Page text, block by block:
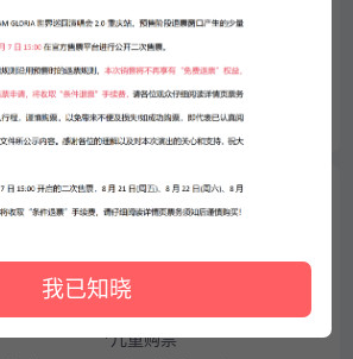
展开更多
*儿童购票
演出取消通知
我知道了
我已知晓
好票 就上纷玩岛
号
码 获取验证码